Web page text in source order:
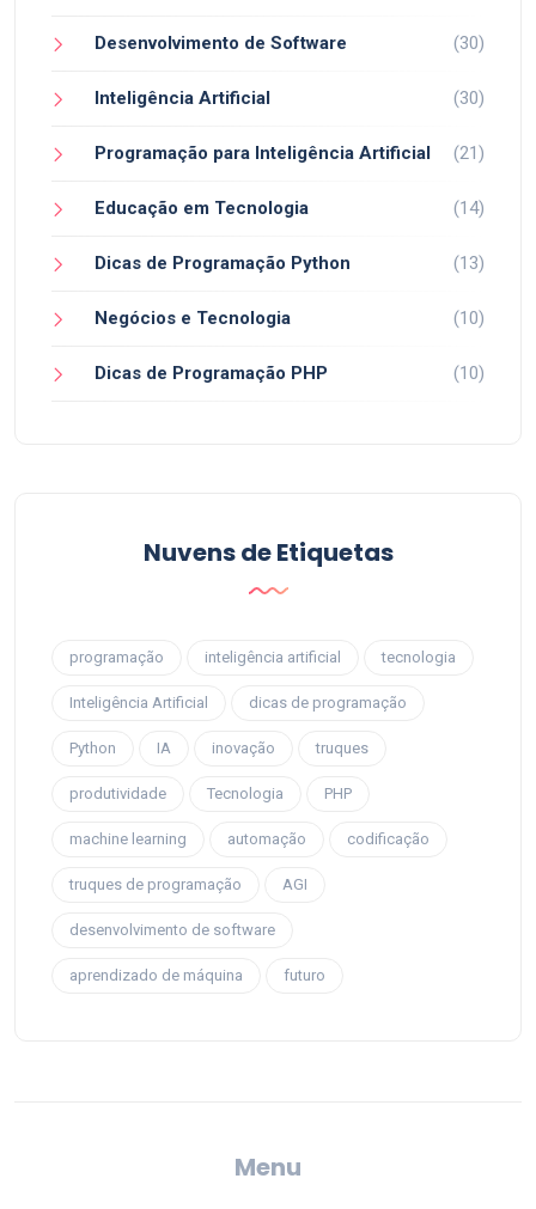
Desenvolvimento de Software (30)
Inteligência Artificial (30)
Programação para Inteligência Artificial (21)
Educação em Tecnologia (14)
Dicas de Programação Python (13)
Negócios e Tecnologia (10)
Dicas de Programação PHP (10)
Nuvens de Etiquetas
programação inteligência artificial tecnologia
Inteligência Artificial dicas de programação
Python IA inovação truques
produtividade Tecnologia PHP
machine learning automação codificação
truques de programação AGI
desenvolvimento de software
aprendizado de máquina futuro
Menu